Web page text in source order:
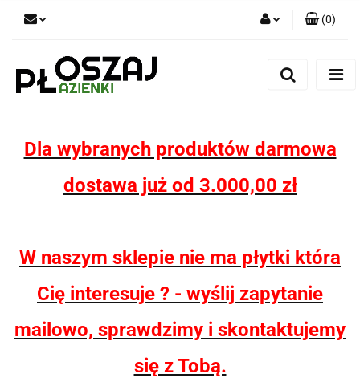
(0)
Dla wybranych produktów darmowa
dostawa już od 3.000,00 zł
W naszym sklepie nie ma płytki która
Cię interesuje ? - wyślij zapytanie
mailowo, sprawdzimy i skontaktujemy
się z Tobą.